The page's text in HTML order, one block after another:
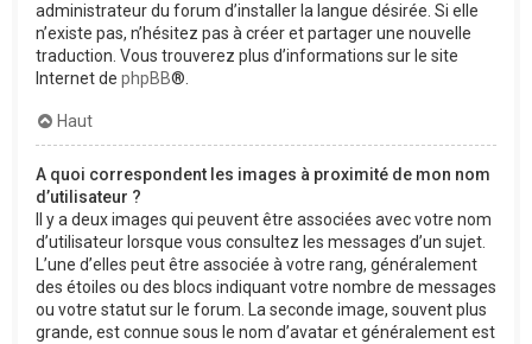
administrateur du forum d’installer la langue désirée. Si elle
n’existe pas, n’hésitez pas à créer et partager une nouvelle
traduction. Vous trouverez plus d’informations sur le site
Internet de phpBB®.
Haut
A quoi correspondent les images à proximité de mon nom
d’utilisateur ?
Il y a deux images qui peuvent être associées avec votre nom
d’utilisateur lorsque vous consultez les messages d’un sujet.
L’une d’elles peut être associée à votre rang, généralement
des étoiles ou des blocs indiquant votre nombre de messages
ou votre statut sur le forum. La seconde image, souvent plus
grande, est connue sous le nom d’avatar et généralement est